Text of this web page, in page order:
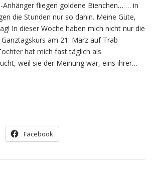
Anhänger fliegen goldene Bienchen… … in
die Stunden nur so dahin. Meine Güte,
In dieser Woche haben mich nicht nur die
am 21. März auf Trab
hat mich fast täglich als
weil sie der Meinung war, eins ihrer…
Facebook